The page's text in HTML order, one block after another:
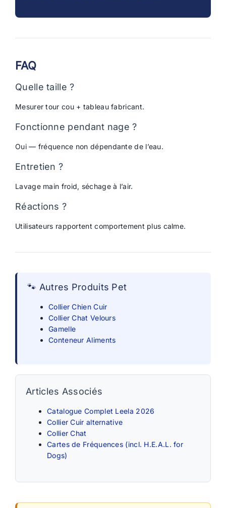
FAQ
Quelle taille ?
Mesurer tour cou + tableau fabricant.
Fonctionne pendant nage ?
Oui — fréquence non dépendante de l’eau.
Entretien ?
Lavage main froid, séchage à l’air.
Réactions ?
Utilisateurs rapportent comportement plus calme.
🐾 Autres Produits Pet
Collier Chien Cuir
Collier Chat Velours
Gamelle
Conteneur Aliments
Articles Associés
Catalogue Complet Leela 2026
Collier Cuir alternative
Collier Chat
Cartes de Fréquences (incl. H.E.A.L. for
Dogs)